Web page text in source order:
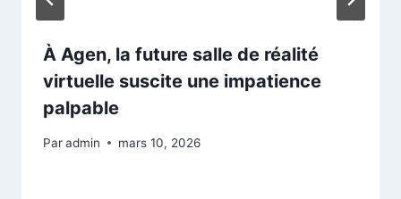
À Agen, la future salle de réalité
virtuelle suscite une impatience
palpable
Paradmin mars 10, 2026